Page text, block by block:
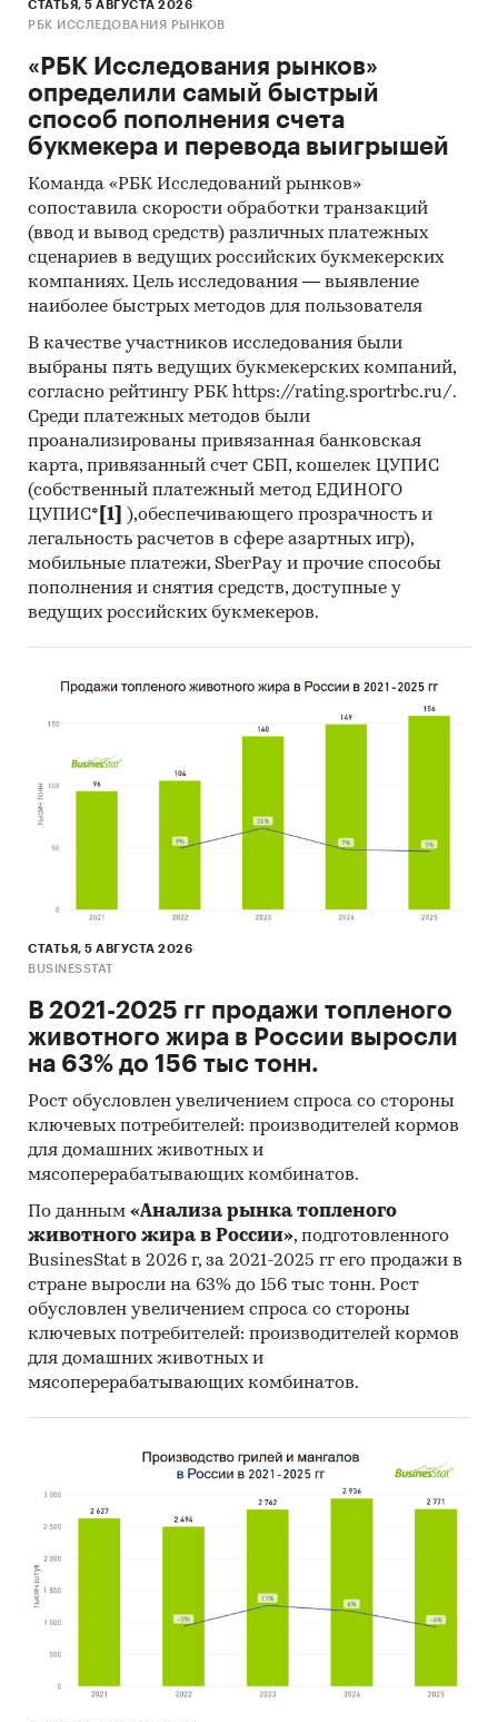
СТАТЬЯ, 5 АВГУСТА 2026
РБК ИССЛЕДОВАНИЯ РЫНКОВ
«РБК Исследования рынков»
определили самый быстрый
способ пополнения счета
букмекера и перевода выигрышей
Команда «РБК Исследований рынков»
сопоставила скорости обработки транзакций
(ввод и вывод средств) различных платежных
сценариев в ведущих российских букмекерских
компаниях. Цель исследования — выявление
наиболее быстрых методов для пользователя
В качестве участников исследования были
выбраны пять ведущих букмекерских компаний,
согласно рейтингу РБК https://rating.sportrbc.ru/.
Среди платежных методов были
проанализированы привязанная банковская
карта, привязанный счет СБП, кошелек ЦУПИС
(собственный платежный метод ЕДИНОГО
ЦУПИС* [1]
),обеспечивающего прозрачность и
легальность расчетов в сфере азартных игр),
мобильные платежи, SberPay и прочие способы
пополнения и снятия средств, доступные у
ведущих российских букмекеров.
СТАТЬЯ, 5 АВГУСТА 2026
BUSINESSTAT
В 2021-2025 гг продажи топленого
животного жира в России выросли
на 63% до 156 тыс тонн.
Рост обусловлен увеличением спроса со стороны
ключевых потребителей: производителей кормов
для домашних животных и
мясоперерабатывающих комбинатов.
По данным «Анализа рынка топленого
животного жира в России», подготовленного
BusinesStat в 2026 г, за 2021-2025 гг его продажи в
стране выросли на 63% до 156 тыс тонн. Рост
обусловлен увеличением спроса со стороны
ключевых потребителей: производителей кормов
для домашних животных и
мясоперерабатывающих комбинатов.